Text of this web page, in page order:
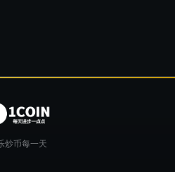
炒币每一天